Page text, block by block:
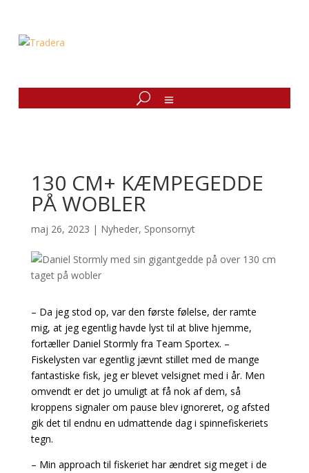
130 CM+ KÆMPEGEDDE
PÅ WOBLER
maj 26, 2023 | Nyheder, Sponsornyt
– Da jeg stod op, var den første følelse, der ramte
mig, at jeg egentlig havde lyst til at blive hjemme,
fortæller Daniel Stormly fra Team Sportex. –
Fiskelysten var egentlig jævnt stillet med de mange
fantastiske fisk, jeg er blevet velsignet med i år. Men
omvendt er det jo umuligt at få nok af dem, så
kroppens signaler om pause blev ignoreret, og afsted
gik det til endnu en udmattende dag i spinnefiskeriets
tegn.
– Min approach til fiskeriet har ændret sig meget i de